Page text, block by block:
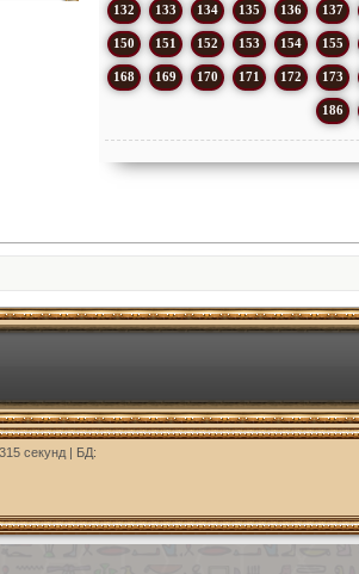
132 133 134 135 136 137
150 151 152 153 154 155
168 169 170 171 172 173
186
секунд | БД: